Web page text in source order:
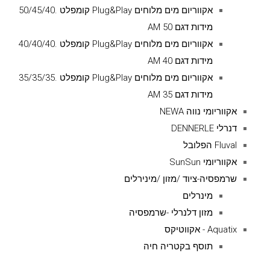
אקווריום מים מלוחים Plug&Play קומפלט .50/45/40
מידות דגם AM 50
אקווריום מים מלוחים Plug&Play קומפלט .40/40/40
מידות דגם AM 40
אקווריום מים מלוחים Plug&Play קומפלט .35/35/35
מידות דגם AM 35
אקווריומי נווה NEWA
דנרלי DENNERLE
Fluval הפלובל
אקווריומי SunSun
שרמפסיה-ציוד /מזון /מינירלים
מינרלים
מזון דלנרלי -שרמפסיה
Aquatix - אקווטיקס
תוסף בקטריה חיה